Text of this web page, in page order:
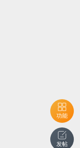
功能
发帖